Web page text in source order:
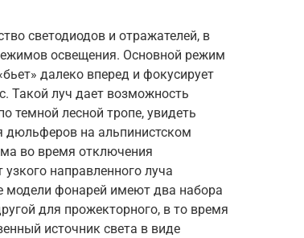
светодиодов и отражателей, в
освещения. Основной режим
далеко вперед и фокусирует
Такой луч дает возможность
темной лесной тропе, увидеть
дюльферов на альпинистском
во время отключения
направленного луча
модели фонарей имеют два набора
для прожекторного, в то время
источник света в виде